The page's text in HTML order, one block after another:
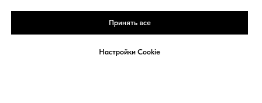
Принять все
Настройки Cookie